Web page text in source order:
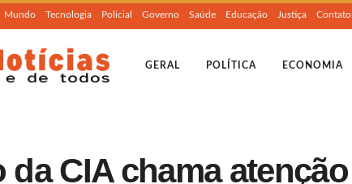
Mundo Tecnologia Policial Governo Saúde Educação Justiça Contato
GERAL POLÍTICA ECONOMIA
CIA chama atenção